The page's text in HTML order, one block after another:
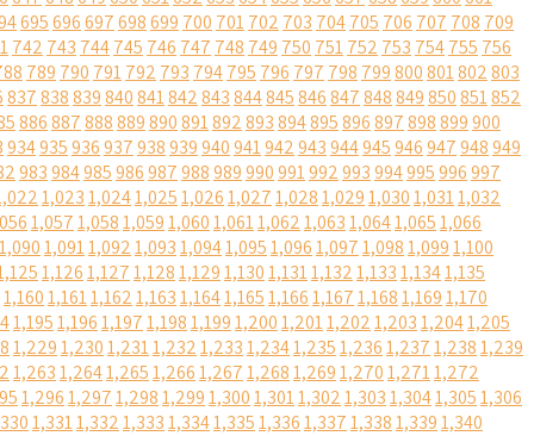
695696697698699 700 701702 703 704705 706 707 708 709
742 743 744745 746 747 748 749 750 751752 753 754755 756
789 790 791792 793 794795 796 797 798 799800801802803
837838839840841842843844845846847848849850851852
886887888889890891892893894895896897898899900
934935936937938939940941942943944945946947948949
983984985986987988989990991992993994995996997
1,0231,0241,0251,0261,0271,0281,0291,0301,0311,032
1,0571,0581,0591,0601,0611,0621,0631,0641,0651,066
1,0901,0911,0921,0931,0941,0951,0961,0971,0981,0991,100
1,1261,1271,1281,1291,1301,1311,1321,1331,1341,135
1,1601,1611,1621,1631,1641,1651,1661,1671,1681,1691,170
1,1951,1961,1971,1981,1991,2001,2011,2021,2031,2041,205
1,2291,2301,2311,2321,2331,2341,2351,2361,2371,2381,239
1,2631,2641,2651,2661,2671,2681,2691,2701,2711,272
1,2961,2971,2981,2991,3001,3011,3021,3031,3041,3051,306
1,3311,3321,3331,3341,3351,3361,3371,3381,3391,340